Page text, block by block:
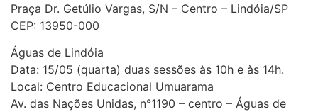
Praça Dr. Getúlio Vargas, S/N – Centro – Lindóia/SP
CEP: 13950-000
Águas de Lindóia
Data: 15/05 (quarta) duas sessões às 10h e às 14h.
Local: Centro Educacional Umuarama
Av. das Nações Unidas, n°1190 – centro – Águas de